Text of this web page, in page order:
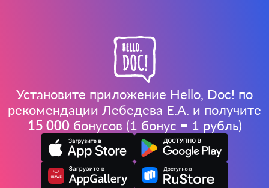
Установите приложение Hello, Doc! по
рекомендации Лебедева Е.А. и получите
15 000бонусов (1 бонус = 1 рубль)